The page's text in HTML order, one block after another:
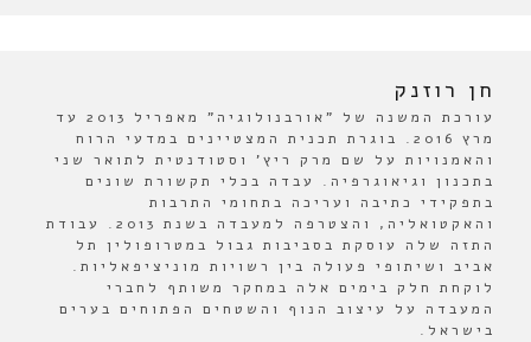
חן רוזנק
עורכת המשנה של "אורבנולוגיה" מאפריל 2013 עד
מרץ 2016. בוגרת תכנית המצטיינים במדעי הרוח
והאמנויות על שם מרק ריץ' וסטודנטית לתואר שני
בתכנון וגיאוגרפיה. עבדה בכלי תקשורת שונים
בתפקידי כתיבה ועריכה בתחומי התרבות
והאקטואליה, והצטרפה למעבדה בשנת 2013. עבודת
התזה שלה עוסקת בסביבות גבול במטרופולין תל
אביב ושיתופי פעולה בין רשויות מוניציפאליות.
לוקחת חלק בימים אלה במחקר משותף לחברי
המעבדה על עיצוב הנוף והשטחים הפתוחים בערים
בישראל.